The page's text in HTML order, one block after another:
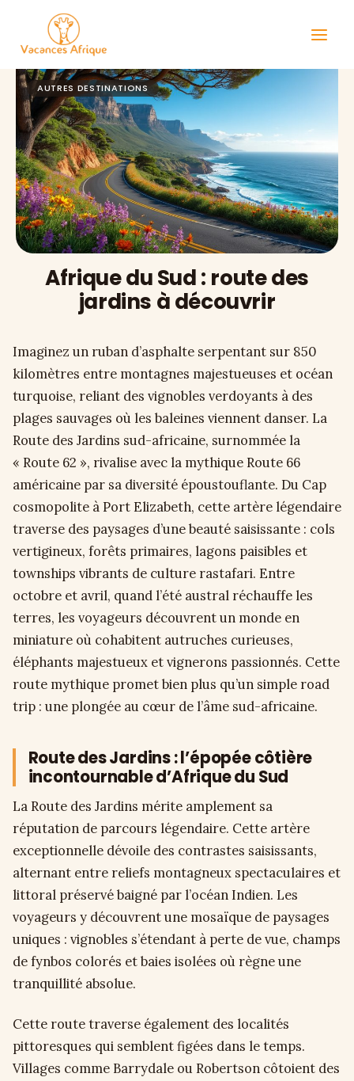
contenu
Afrique du Sud : route des
jardins à découvrir
AUTRES DESTINATIONS
Imaginez un ruban d’asphalte serpentant sur 850
kilomètres entre montagnes majestueuses et océan
turquoise, reliant des vignobles verdoyants à des
plages sauvages où les baleines viennent danser. La
Route des Jardins sud-africaine, surnommée la
« Route 62 », rivalise avec la mythique Route 66
américaine par sa diversité époustouflante. Du Cap
cosmopolite à Port Elizabeth, cette artère légendaire
traverse des paysages d’une beauté saisissante : cols
vertigineux, forêts primaires, lagons paisibles et
townships vibrants de culture rastafari. Entre
octobre et avril, quand l’été austral réchauffe les
terres, les voyageurs découvrent un monde en
miniature où cohabitent autruches curieuses,
éléphants majestueux et vignerons passionnés. Cette
route mythique promet bien plus qu’un simple road
trip : une plongée au cœur de l’âme sud-africaine.
Route des Jardins : l’épopée côtière
incontournable d’Afrique du Sud
La Route des Jardins mérite amplement sa
réputation de parcours légendaire. Cette artère
exceptionnelle dévoile des contrastes saisissants,
alternant entre reliefs montagneux spectaculaires et
littoral préservé baigné par l’océan Indien. Les
voyageurs y découvrent une mosaïque de paysages
uniques : vignobles s’étendant à perte de vue, champs
de fynbos colorés et baies isolées où règne une
tranquillité absolue.
Cette route traverse également des localités
pittoresques qui semblent figées dans le temps.
Villages comme Barrydale ou Robertson côtoient des